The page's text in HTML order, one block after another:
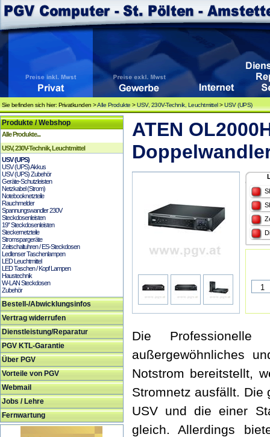
Sie befinden sich hier: Privatkunden >Alle Produkte >USV, 230V-Technik, Leuchtmittel>USV (UPS)
Produkte / Webshop
Alle Produkte...
USV, 230V-Technik, Leuchtmittel
USV (UPS)
USV (UPS) Akkus
USV (UPS) Zubehör
Geräte-Schutzleisten
Netzkabel (Strom)
Notebooknetzteile
Rauchmelder
Spannungswandler 230V
Steckdosenleisten
19" Steckdosenleisten
Steckernetzteile
Stromspargeräte
Zeitschaltuhren / ES-Steckdosen
Ledlenser Taschenlampen
LED Leuchtmittel
LED Taschen / Kopf Lampen
Haustechnik
W-LAN Steckdosen
Zubehör
Bestell-/Abwicklungsinfos
Vertrag widerrufen
Dienstleistung/Reparatur
PGV KTL-Garantie
Über PGV
Vorteile von PGV
Webmail
Jobs / Lehre
Fernwartung
ATEN
Die
außergewöhnliches
Notstrom bereitstellt,
Stromnetz ausfällt. Die
USV und die einer
gleich. Allerdings